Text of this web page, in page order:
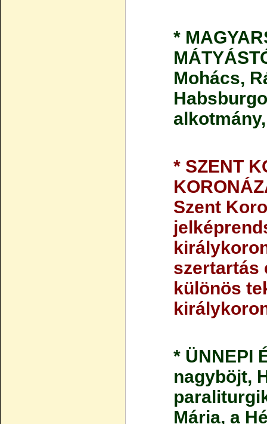
*
Mohács,
* SZENT
Szent
szertartás
különös
* ÜNNEPI
nagyböjt,
Mária, a